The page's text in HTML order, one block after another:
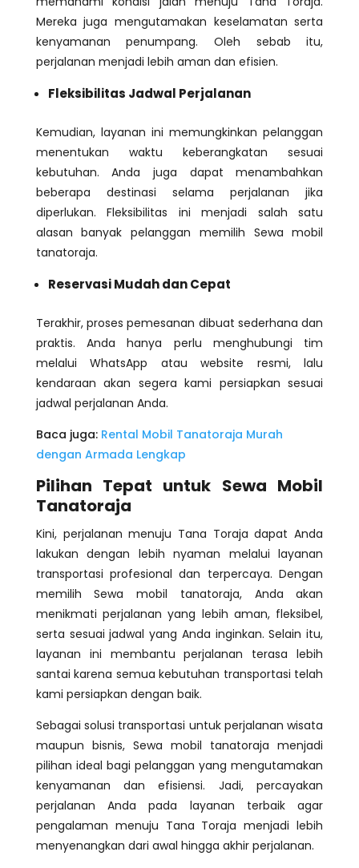
Mereka juga mengutamakan keselamatan serta
kenyamanan penumpang. Oleh sebab itu,
perjalanan menjadi lebih aman dan efisien.
Fleksibilitas Jadwal Perjalanan
Kemudian, layanan ini memungkinkan pelanggan
menentukan waktu keberangkatan sesuai
kebutuhan. Anda juga dapat menambahkan
beberapa destinasi selama perjalanan jika
diperlukan. Fleksibilitas ini menjadi salah satu
alasan banyak pelanggan memilih Sewa mobil
tanatoraja.
Reservasi Mudah dan Cepat
Terakhir, proses pemesanan dibuat sederhana dan
praktis. Anda hanya perlu menghubungi tim
melalui WhatsApp atau website resmi, lalu
kendaraan akan segera kami persiapkan sesuai
jadwal perjalanan Anda.
Baca juga: Rental Mobil Tanatoraja Murah
dengan Armada Lengkap
Pilihan Tepat untuk Sewa Mobil
Tanatoraja
Kini, perjalanan menuju Tana Toraja dapat Anda
lakukan dengan lebih nyaman melalui layanan
transportasi profesional dan terpercaya. Dengan
memilih Sewa mobil tanatoraja, Anda akan
menikmati perjalanan yang lebih aman, fleksibel,
serta sesuai jadwal yang Anda inginkan. Selain itu,
layanan ini membantu perjalanan terasa lebih
santai karena semua kebutuhan transportasi telah
kami persiapkan dengan baik.
Sebagai solusi transportasi untuk perjalanan wisata
maupun bisnis, Sewa mobil tanatoraja menjadi
pilihan ideal bagi pelanggan yang mengutamakan
kenyamanan dan efisiensi. Jadi, percayakan
perjalanan Anda pada layanan terbaik agar
pengalaman menuju Tana Toraja menjadi lebih
menyenangkan dari awal hingga akhir perjalanan.